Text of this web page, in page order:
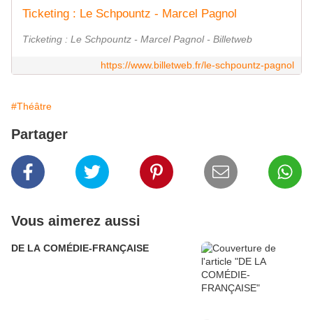
Ticketing : Le Schpountz - Marcel Pagnol
Ticketing : Le Schpountz - Marcel Pagnol - Billetweb
https://www.billetweb.fr/le-schpountz-pagnol
#Théâtre
Partager
Vous aimerez aussi
DE LA COMÉDIE-FRANÇAISE